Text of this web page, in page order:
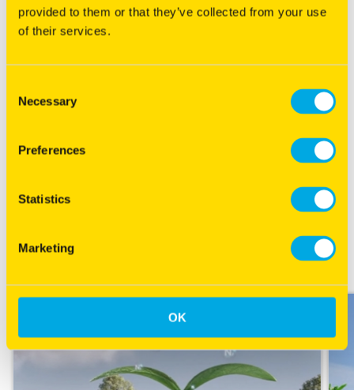
provided to them or that they’ve collected from your use
of their services.
Selection
Necessary
Preferences
Statistics
Marketing
OK
Wilt u meer weten over de voordelen
van Yellow Jacket Nitrogenerator®?